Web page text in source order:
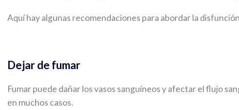
Aquí hay algunas recomendaciones para abordar la
Dejar de fumar
Fumar puede dañar los vasos sanguíneos y afectar el flujo
en muchos casos.